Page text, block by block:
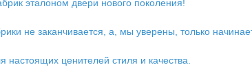
эталоном двери нового поколения!
не заканчивается, а, мы уверены, только
ценителей стиля и качества.